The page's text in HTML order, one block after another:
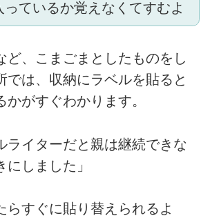
っているか覚えなくてすむよ
ど、こまごまとしたものをし
では、収納にラベルを貼ると
かがすぐわかります。
ライターだと親は継続できな
しました」
らすぐに貼り替えられるよ